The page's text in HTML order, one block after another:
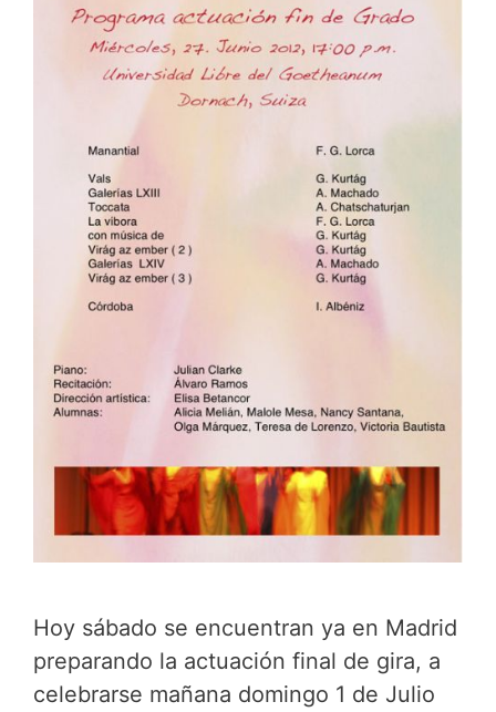
Hoy sábado se encuentran ya en Madrid
preparando la actuación final de gira, a
celebrarse mañana domingo 1 de Julio